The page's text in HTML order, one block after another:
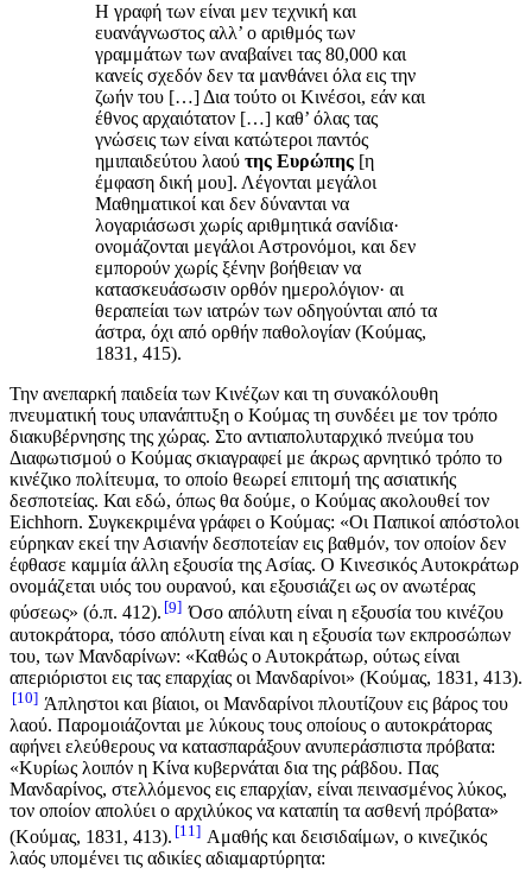
Η γραφή των είναι μεν τεχνική και
ευανάγνωστος αλλ’ ο αριθμός των
γραμμάτων των αναβαίνει τας 80,000 και
κανείς σχεδόν δεν τα μανθάνει όλα εις την
ζωήν του […] Δια τούτο οι Κινέσοι, εάν και
έθνος αρχαιότατον […] καθ’ όλας τας
γνώσεις των είναι κατώτεροι παντός
ημιπαιδεύτου λαού της Ευρώπης [η
έμφαση δική μου]. Λέγονται μεγάλοι
Μαθηματικοί και δεν δύνανται να
λογαριάσωσι χωρίς αριθμητικά σανίδια·
ονομάζονται μεγάλοι Αστρονόμοι, και δεν
εμπορούν χωρίς ξένην βοήθειαν να
κατασκευάσωσιν ορθόν ημερολόγιον· αι
θεραπείαι των ιατρών των οδηγούνται από τα
άστρα, όχι από ορθήν παθολογίαν (Κούμας,
1831, 415).
Την ανεπαρκή παιδεία των Κινέζων και τη συνακόλουθη
πνευματική τους υπανάπτυξη ο Κούμας τη συνδέει με τον τρόπο
διακυβέρνησης της χώρας. Στο αντιαπολυταρχικό πνεύμα του
Διαφωτισμού ο Κούμας σκιαγραφεί με άκρως αρνητικό τρόπο το
κινέζικο πολίτευμα, το οποίο θεωρεί επιτομή της ασιατικής
δεσποτείας. Και εδώ, όπως θα δούμε, ο Κούμας ακολουθεί τον
Eichhorn. Συγκεκριμένα γράφει ο Κούμας: «Οι Παπικοί απόστολοι
εύρηκαν εκεί την Ασιανήν δεσποτείαν εις βαθμόν, τον οποίον δεν
έφθασε καμμία άλλη εξουσία της Ασίας. Ο Κινεσικός Αυτοκράτωρ
ονομάζεται υιός του ουρανού, και εξουσιάζει ως ον ανωτέρας
φύσεως» (ό.π. 412). 9
Όσο απόλυτη είναι η εξουσία του κινέζου
αυτοκράτορα, τόσο απόλυτη είναι και η εξουσία των εκπροσώπων
του, των Μανδαρίνων: «Καθώς ο Αυτοκράτωρ, ούτως είναι
απεριόριστοι εις τας επαρχίας οι Μανδαρίνοι» (Κούμας, 1831, 413).
10
Άπληστοι και βίαιοι, οι Μανδαρίνοι πλουτίζουν εις βάρος του
λαού. Παρομοιάζονται με λύκους τους οποίους ο αυτοκράτορας
αφήνει ελεύθερους να κατασπαράξουν ανυπεράσπιστα πρόβατα:
«Κυρίως λοιπόν η Κίνα κυβερνάται δια της ράβδου. Πας
Μανδαρίνος, στελλόμενος εις επαρχίαν, είναι πεινασμένος λύκος,
τον οποίον απολύει ο αρχιλύκος να καταπίη τα ασθενή πρόβατα»
(Κούμας, 1831, 413). 11
Αμαθής και δεισιδαίμων, ο κινεζικός
λαός υπομένει τις αδικίες αδιαμαρτύρητα: